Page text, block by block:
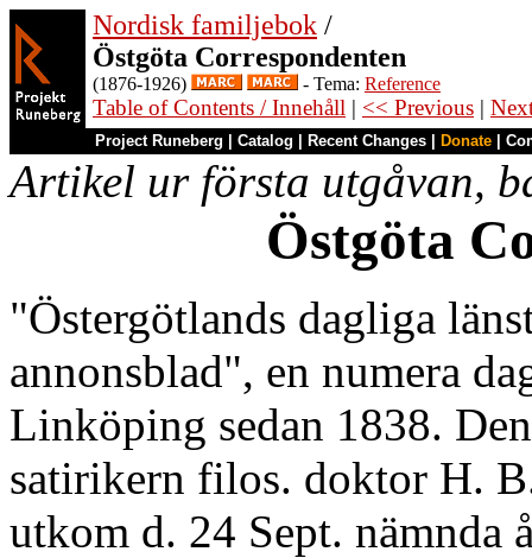
Nordisk familjebok /
Östgöta Correspondenten
(1876-1926) - Tema: Reference
Table of Contents / Innehåll | << Previous |
Project Runeberg Catalog Recent Changes Donate
Artikel ur första utgåvan,
Östgöta
"Östergötlands dagliga
annonsblad", en numera
Linköping sedan 1838.
satirikern filos. doktor H.
utkom d. 24 Sept. nämnda